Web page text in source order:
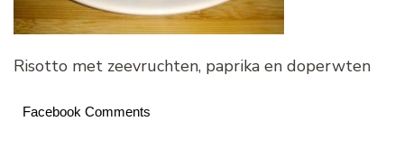
Risotto met zeevruchten, paprika en doperwten
Facebook Comments